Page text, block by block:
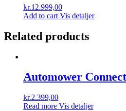
kr.12.999,00
Add to cart Vis detaljer
Related products
Automower Connect
kr.2.399,00
Read more Vis detaljer